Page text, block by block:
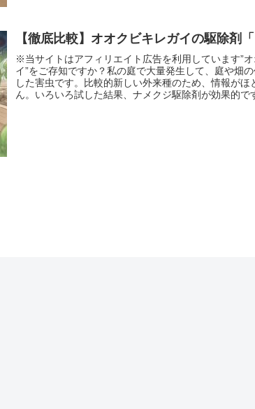
【徹底比較】オオクビキレガイの駆除剤「
※当サイトはアフィリエイト広告を利用しています”
イ”をご存知ですか？私の庭で大量発生して、庭や畑
した害虫です。比較的新しい外来種のため、情報がほ
ん。いろいろ試した結果、ナメクジ駆除剤が効果的で